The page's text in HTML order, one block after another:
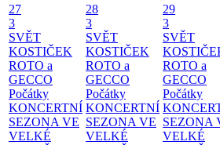
27
3
SVĚT
KOSTIČEK
ROTO a
GECCO
Počátky
KONCERTNÍ
SEZONA VE
VELKÉ
28
3
SVĚT
KOSTIČEK
ROTO a
GECCO
Počátky
KONCERTNÍ
SEZONA VE
VELKÉ
29
3
SVĚT
ROTO a
GECCO
Počátky
SEZONA
VELKÉ